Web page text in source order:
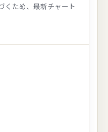
くため、最新チャート